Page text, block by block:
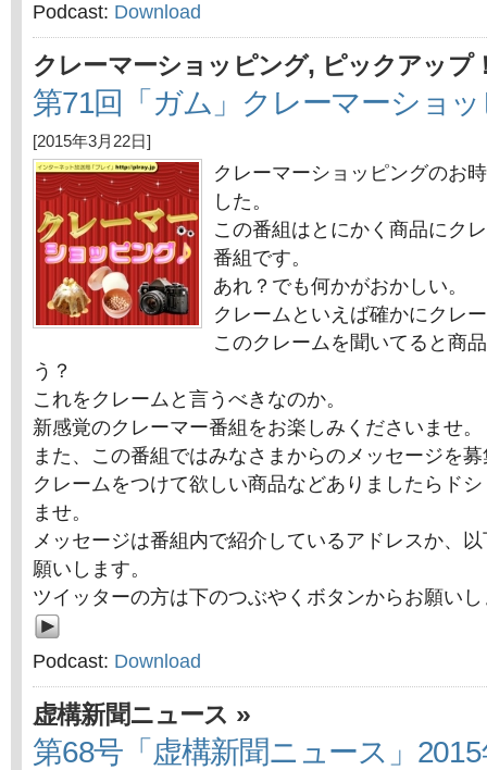
Podcast: Download
クレーマーショッピング, ピックアップ
第71回「ガム」クレーマーショ
[2015年3月22日]
クレーマーショッピングのお
した。
この番組はとにかく商品にク
番組です。
あれ？でも何かがおかしい。
クレームといえば確かにクレ
このクレームを聞いてると商
う？
これをクレームと言うべきなのか。
新感覚のクレーマー番組をお楽しみくださいませ。
また、この番組ではみなさまからのメッセージを
クレームをつけて欲しい商品などありましたらド
ませ。
メッセージは番組内で紹介しているアドレスか、
願いします。
ツイッターの方は下のつぶやくボタンからお願い
Podcast: Download
虚構新聞ニュース »
第68号「虚構新聞ニュース」